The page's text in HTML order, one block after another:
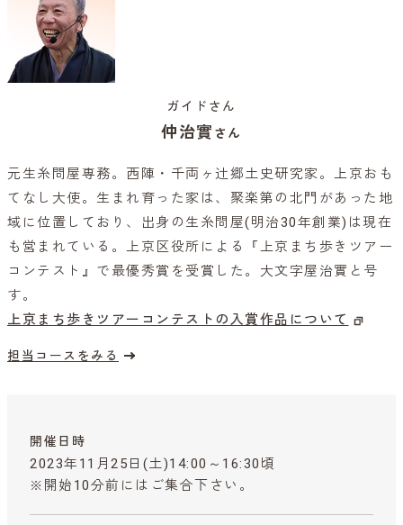
ガイドさん
仲治實 さん
元生糸問屋専務。西陣・千両ヶ辻郷土史研究家。上京おも
てなし大使。生まれ育った家は、聚楽第の北門があった地
域に位置しており、出身の生糸問屋(明治30年創業)は現在
も営まれている。上京区役所による『上京まち歩きツアー
コンテスト』で最優秀賞を受賞した。大文字屋治實と号
す。
上京まち歩きツアーコンテストの入賞作品について
担当コースをみる
開催日時
2023年11月25日(土)14:00～16:30頃
※開始10分前にはご集合下さい。